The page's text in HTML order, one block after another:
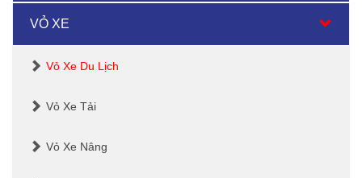
VỎ XE
Vỏ Xe Du Lịch
Vỏ Xe Tải
Vỏ Xe Nâng